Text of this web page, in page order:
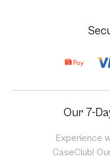
Our 7-
Experience
CaseClub!